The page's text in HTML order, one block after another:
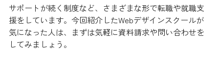
サポートが続く制度など、さまざまな形で転職や就職支
援をしています。今回紹介したWebデザインスクールが
気になった人は、まずは気軽に資料請求や問い合わせを
してみましょう。